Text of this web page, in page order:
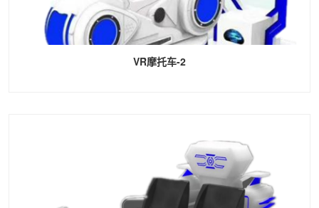
VR摩托车-2